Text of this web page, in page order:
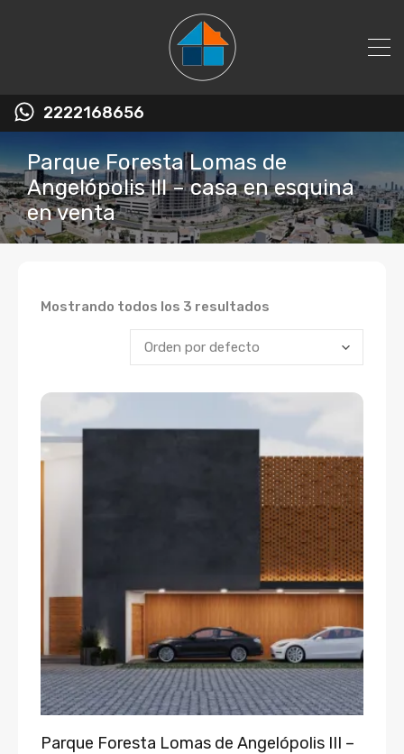
2222168656
Parque Foresta Lomas de
Angelópolis III – casa en esquina
en venta
Mostrando todos los 3 resultados
Parque Foresta Lomas de Angelópolis III –